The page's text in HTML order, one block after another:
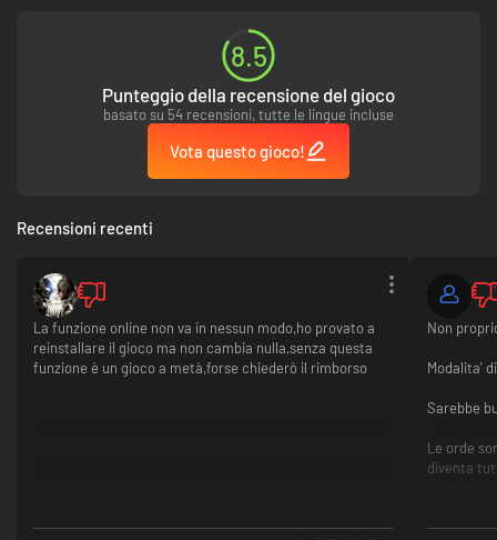
8.5
Punteggio della recensione del gioco
basato su 54 recensioni, tutte le lingue incluse
Vota questo gioco!
Recensioni recenti
La funzione online non va in nessun modo,ho provato a
reinstallare il gioco ma non cambia nulla,senza questa
funzione è un gioco a metà,forse chiederò il rimborso
Non
Modalita'
Sarebbe
Le orde
diventa